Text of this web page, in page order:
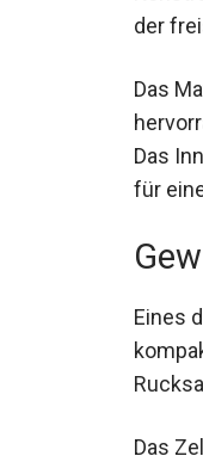
Dank
Das
eine
bietet.
Nylon,
Eines
Das